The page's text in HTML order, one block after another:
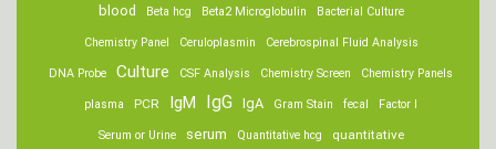
Bacterial Culture
Beta2 Microglobulin
Beta hcg
blood
Cerebrospinal Fluid Analysis
Ceruloplasmin
Chemistry Panel
Chemistry Panels
Chemistry Screen
CSF Analysis
Culture
DNA Probe
Factor I
fecal
Gram Stain
IgA
IgG
IgM
PCR
plasma
quantitative
Quantitative hcg
serum
Serum or Urine